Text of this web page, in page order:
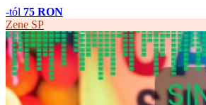
-tól 75 RON
Zene SP